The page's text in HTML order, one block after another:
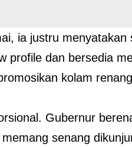
ia justru menyatakan
profile dan bersedia
kolam
Gubernur
senang